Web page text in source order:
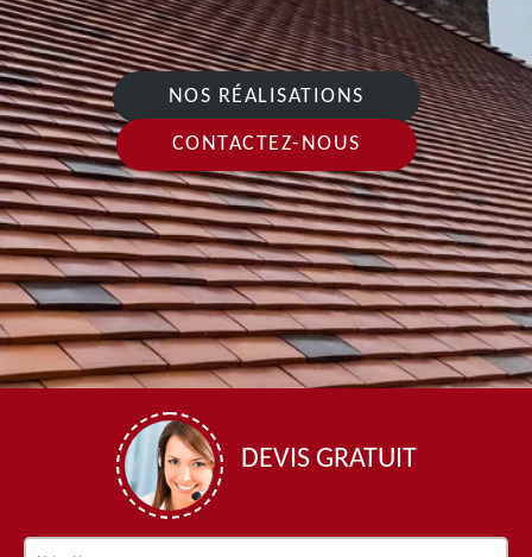
NOS RÉALISATIONS
CONTACTEZ-NOUS
DEVIS GRATUIT